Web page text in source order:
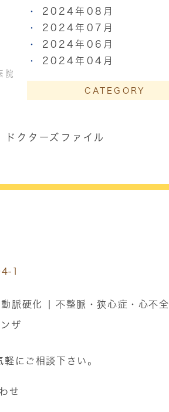
院
2024年08月
2024年07月
2024年06月
2024年04月
CATEGORY
ドクターズファイル
1
脈硬化 不整脈・狭心症・心不全
ザ
にご相談下さい。
せ